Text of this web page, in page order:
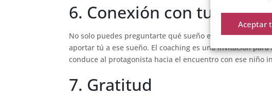
Aceptar
6. Conexión con tu niño
No solo puedes preguntarte qué sueño es importante
aportar tú a ese sueño. El coaching es una invitación
conduce al protagonista hacia el encuentro con ese niño
7. Gratitud